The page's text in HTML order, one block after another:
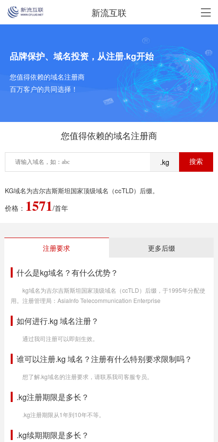
新流互联
品牌保护、域名投资，从注册.kg开始
您值得依赖的域名注册商
百万客户的共同选择！
您值得依赖的域名注册商
.kg
KG域名为吉尔吉斯斯坦国家顶级域名（ccTLD）后缀。
价格： 1571/首年
注册要求 更多后缀
什么是kg域名？有什么优势？
kg域名为吉尔吉斯斯坦国家顶级域名（ccTLD）后缀，于1995年分配使
用。注册管理局：AsiaInfo Telecommunication Enterprise
如何进行.kg 域名注册？
通过我司注册可以即刻生效。
谁可以注册.kg 域名？注册有什么特别要求限制吗？
想了解.kg域名的注册要求，请联系我司客服专员。
.kg注册期限是多长？
.kg注册期限从1年到10年不等。
.kg续期期限是多长？